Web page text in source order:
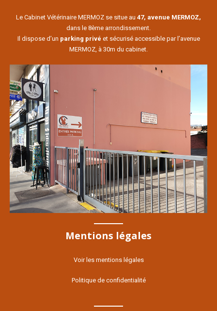
Le Cabinet Vétérinaire MERMOZ se situe au 47, avenue MERMOZ,
dans le 8ème arrondissement.
Il dispose d’un parking privé et sécurisé accessible par l’avenue
MERMOZ, à 30m du cabinet.
Mentions légales
Voir les mentions légales
Politique de confidentialité